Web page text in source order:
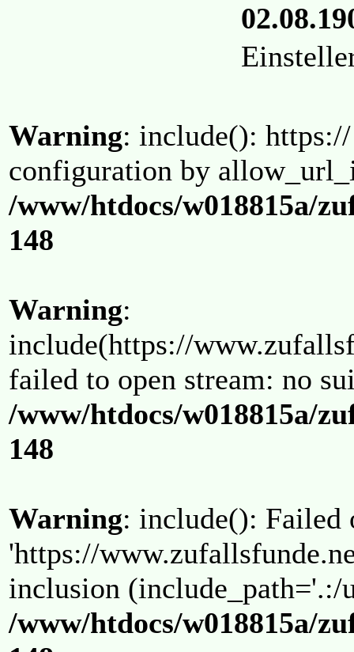
Warning: include():
configuration by
/www/htdocs/w018815a/
148
Warning:
include(https://
failed to open stream: no
/www/htdocs/w018815a/
148
Warning: include(): Failed
'https://
inclusion (include_path='.:/
/www/htdocs/w018815a/